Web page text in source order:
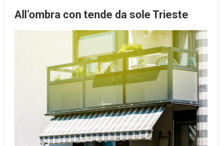
All’ombra con tende da sole Trieste